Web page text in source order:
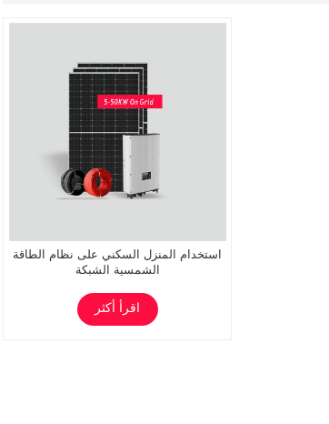
استخدام المنزل السكني على نظام الطاقة
الشمسية الشبكة
اقرأ أكثر